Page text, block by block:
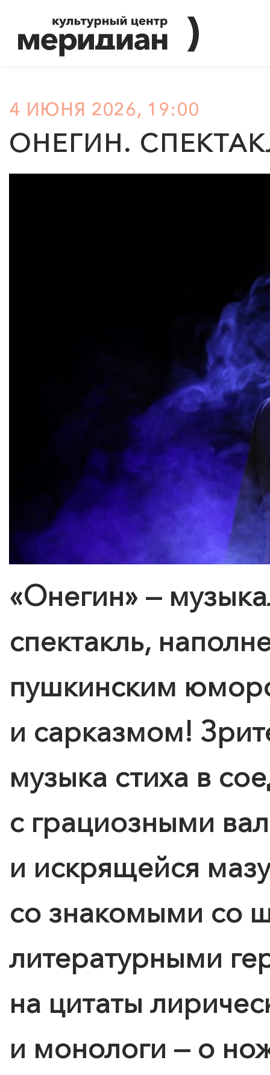
4 ИЮНЯ 2026, 19:00
ОНЕГИН.
«Онегин» —
спектакль,
пушкинским
и сарказмом!
музыка стиха в
с грациозными
и искрящейся
со знакомыми со
литературными
на цитаты
и монологи — о